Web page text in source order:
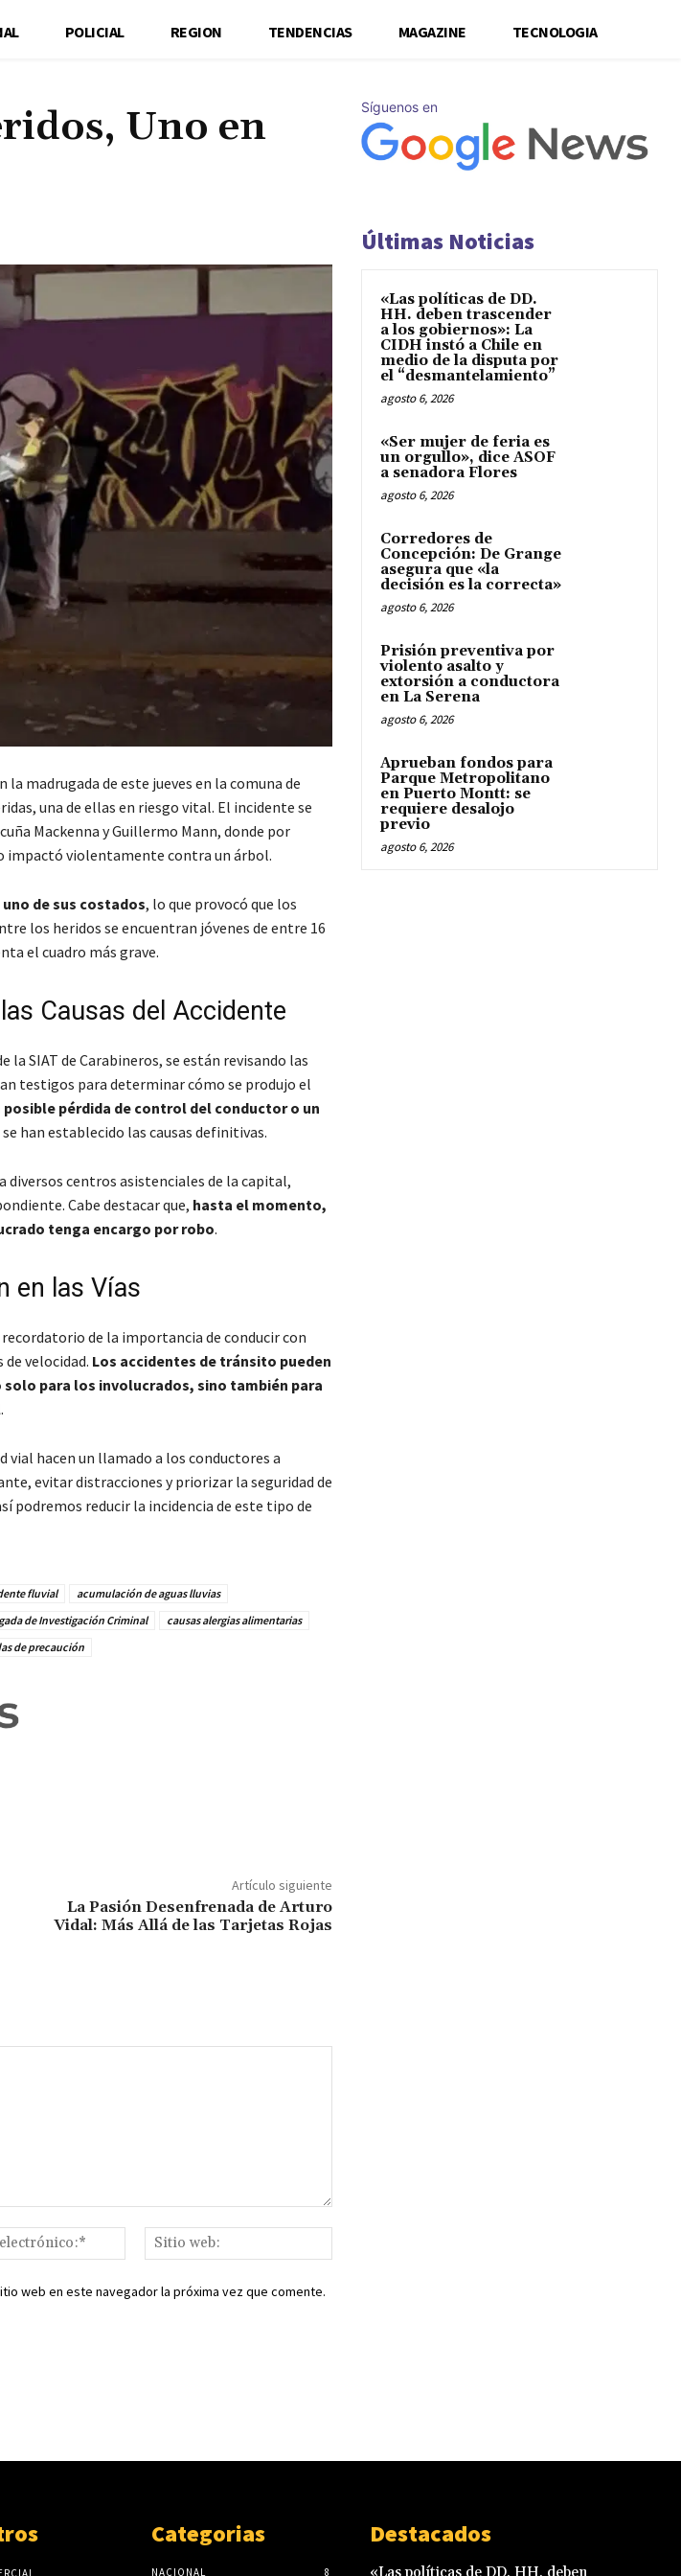
POLICIAL REGION TENDENCIAS MAGAZINE TECNOLOGIA
Uno en
madrugada de este jueves en la comuna de
una de ellas en riesgo vital. El incidente se
Mackenna y Guillermo Mann, donde por
impactó violentamente contra un árbol.
de sus costados, lo que provocó que los
los heridos se encuentran jóvenes de entre 16
el cuadro más grave.
Causas del Accidente
SIAT de Carabineros, se están revisando las
testigos para determinar cómo se produjo el
pérdida de control del conductor o un
han establecido las causas definitivas.
diversos centros asistenciales de la capital,
Cabe destacar que, hasta el momento,
tenga encargo por robo.
en las Vías
de la importancia de conducir con
velocidad. Los accidentes de tránsito pueden
para los involucrados, sino también para
.
vial hacen un llamado a los conductores a
evitar distracciones y priorizar la seguridad de
podremos reducir la incidencia de este tipo de
fluvial
acumulación de aguas lluvias
de Investigación Criminal
causas alergias alimentarias
de precaución
Artículo siguiente
La Pasión Desenfrenada de Arturo
Vidal: Más Allá de las Tarjetas Rojas
Correo
electrónico:*
web:
web en este navegador la próxima vez que comente.
Síguenos en
Últimas Noticias
«Las políticas de DD.
HH. deben trascender
a los gobiernos»: La
CIDH instó a Chile en
medio de la disputa por
el “desmantelamiento”
agosto 6, 2026
«Ser mujer de feria es
un orgullo», dice ASOF
a senadora Flores
agosto 6, 2026
Corredores de
Concepción: De Grange
asegura que «la
decisión es la correcta»
agosto 6, 2026
Prisión preventiva por
violento asalto y
extorsión a conductora
en La Serena
agosto 6, 2026
Aprueban fondos para
Parque Metropolitano
en Puerto Montt: se
requiere desalojo
previo
agosto 6, 2026
Categorias
NACIONAL 8
Destacados